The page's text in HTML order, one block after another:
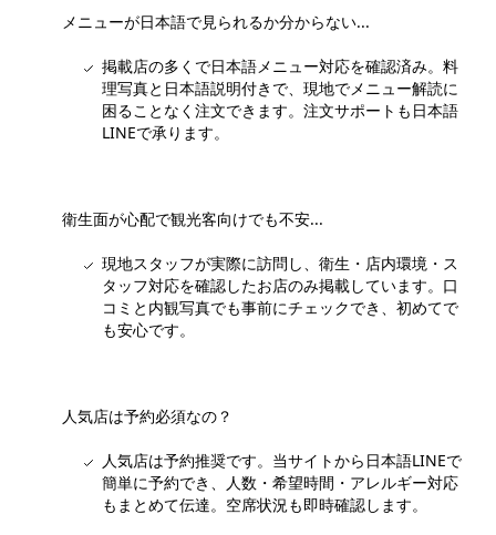
メニューが日本語で見られるか分からない...
掲載店の多くで日本語メニュー対応を確認済み。料
理写真と日本語説明付きで、現地でメニュー解読に
困ることなく注文できます。注文サポートも日本語
LINEで承ります。
衛生面が心配で観光客向けでも不安...
現地スタッフが実際に訪問し、衛生・店内環境・ス
タッフ対応を確認したお店のみ掲載しています。口
コミと内観写真でも事前にチェックでき、初めてで
も安心です。
人気店は予約必須なの？
人気店は予約推奨です。当サイトから日本語LINEで
簡単に予約でき、人数・希望時間・アレルギー対応
もまとめて伝達。空席状況も即時確認します。